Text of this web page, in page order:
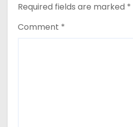
Required fields are marked *
Comment *